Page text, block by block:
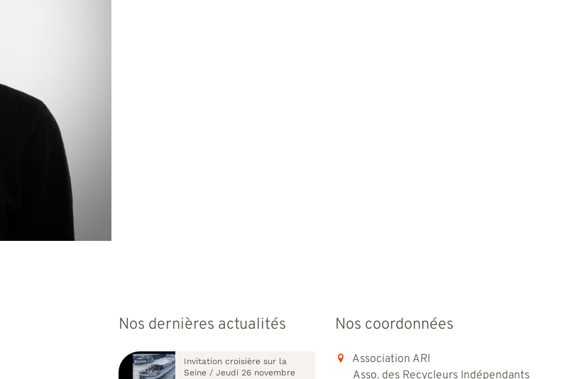
Nos dernières actualités
Invitation croisière sur la
Seine / Jeudi 26 novembre
Nos coordonnées
Association ARI
Asso. des Recycleurs Indépendants